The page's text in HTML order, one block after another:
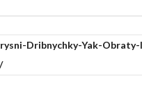
Dribnychky-Yak-Obraty-